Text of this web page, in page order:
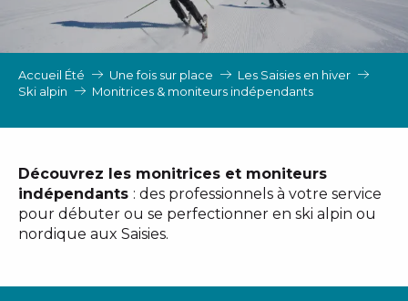
Accueil Été Une fois sur place
Les Saisies en hiver
Ski alpin
Monitrices & moniteurs indépendants
Découvrez les monitrices et moniteurs
indépendants : des professionnels à votre service
pour débuter ou se perfectionner en ski alpin ou
nordique aux Saisies.